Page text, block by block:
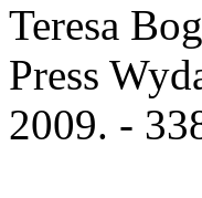
Teresa
Press
2009. -